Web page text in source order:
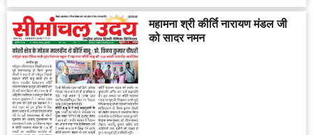
महामना श्री कीर्ति नारायण मंडल जी
को सादर नमन